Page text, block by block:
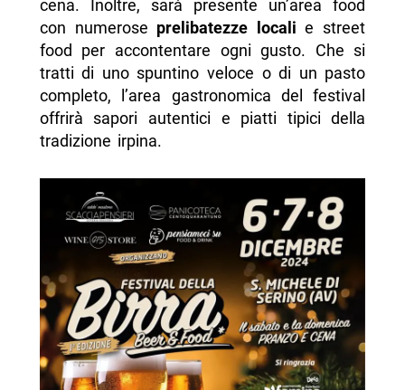
cena. Inoltre, sarà presente un’area food
con numerose prelibatezze locali e street
food per accontentare ogni gusto. Che si
tratti di uno spuntino veloce o di un pasto
completo, l’area gastronomica del festival
offrirà sapori autentici e piatti tipici della
tradizione irpina.